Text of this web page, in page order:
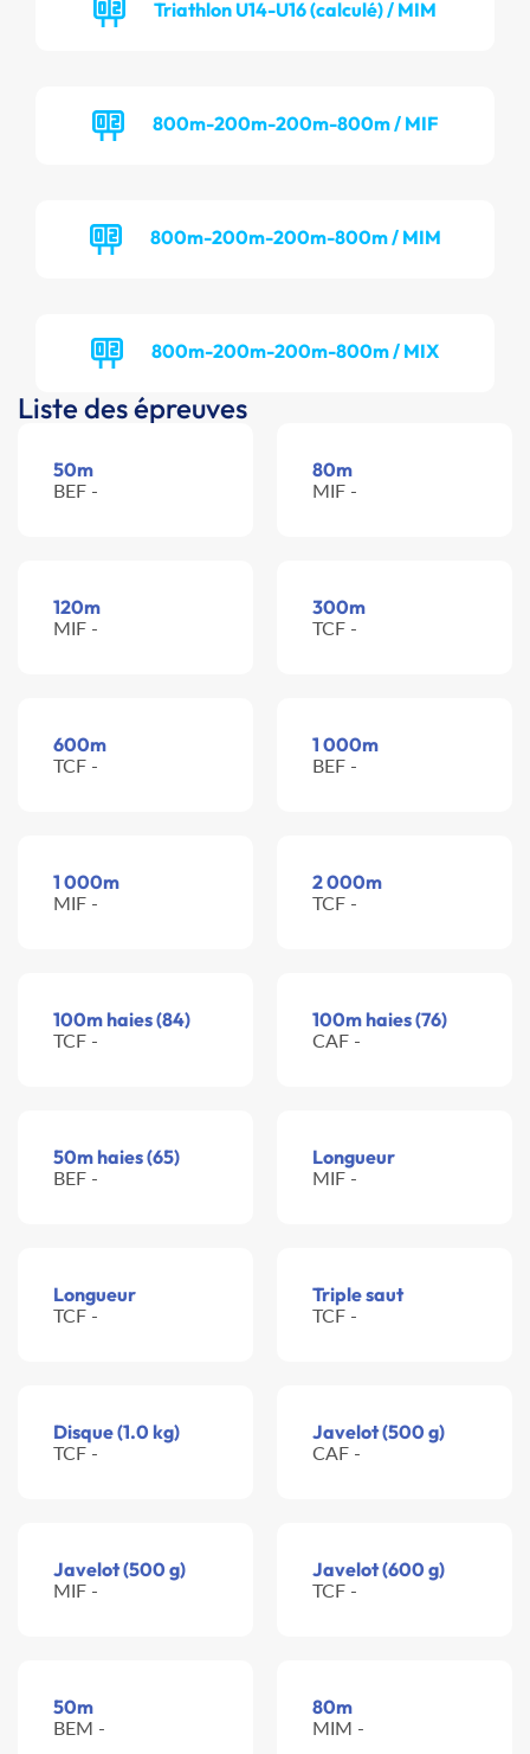
Triathlon U14-U16 (calculé) / MIM
800m-200m-200m-800m / MIF
800m-200m-200m-800m / MIM
800m-200m-200m-800m / MIX
Liste des épreuves
50m
BEF -
80m
MIF -
120m
MIF -
300m
TCF -
600m
TCF -
1 000m
BEF -
1 000m
MIF -
2 000m
TCF -
100m haies (84)
TCF -
100m haies (76)
CAF -
50m haies (65)
BEF -
Longueur
MIF -
Longueur
TCF -
Triple saut
TCF -
Disque (1.0 kg)
TCF -
Javelot (500 g)
CAF -
Javelot (500 g)
MIF -
Javelot (600 g)
TCF -
50m
BEM -
80m
MIM -